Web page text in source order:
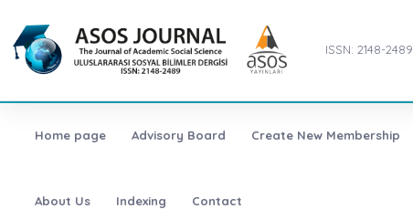
ISSN: 2148-2489
Home page Advisory Board Create New Membership
About Us Indexing Contact